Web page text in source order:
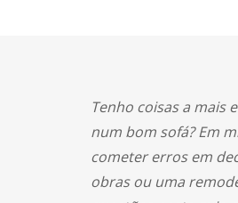
Tenho coisas a
num bom sofá? Em
cometer erros em
obras ou uma